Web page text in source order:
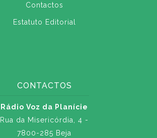
Contactos
Estatuto Editorial
CONTACTOS
Rádio Voz da Planície
Rua da Misericórdia, 4 -
7800-285 Beja